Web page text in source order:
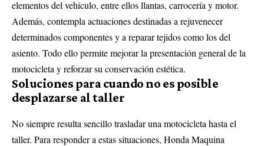
elementos del vehículo, entre ellos llantas, carrocería y motor.
Además, contempla actuaciones destinadas a rejuvenecer
determinados componentes y a reparar tejidos como los del
asiento. Todo ello permite mejorar la presentación general de la
motocicleta y reforzar su conservación estética.
Soluciones para cuando no es posible
desplazarse al taller
No siempre resulta sencillo trasladar una motocicleta hasta el
taller. Para responder a estas situaciones, Honda Maquina